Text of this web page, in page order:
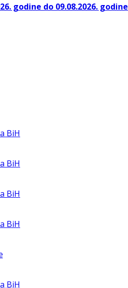
godine do 09.08.2026. godine
BiH
BiH
BiH
BiH
BiH